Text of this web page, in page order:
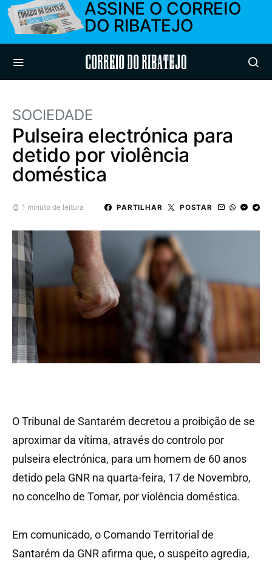
ASSINE O CORREIO
DO RIBATEJO
Correio do Ribatejo
SOCIEDADE
Pulseira electrónica para
detido por violência
doméstica
1 minuto de leitura PARTILHAR POSTAR
O Tribunal de Santarém decretou a proibição de se
aproximar da vítima, através do controlo por
pulseira electrónica, para um homem de 60 anos
detido pela GNR na quarta-feira, 17 de Novembro,
no concelho de Tomar, por violência doméstica.
Em comunicado, o Comando Territorial de
Santarém da GNR afirma que, o suspeito agredia,